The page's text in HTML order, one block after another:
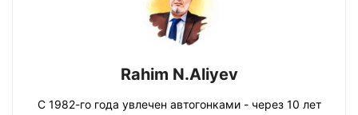
Rahim N.Aliyev
С 1982-го года увлечен автогонками - через 10 лет